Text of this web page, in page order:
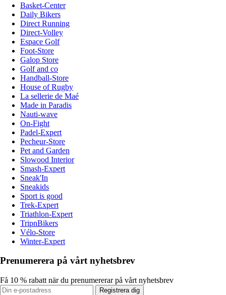
Basket-Center
Daily Bikers
Direct Running
Direct-Volley
Espace Golf
Foot-Store
Galop Store
Golf and co
Handball-Store
House of Rugby
La sellerie de Maé
Made in Paradis
Nauti-wave
On-Fight
Padel-Expert
Pecheur-Store
Pet and Garden
Slowood Interior
Smash-Expert
Sneak'In
Sneakids
Sport is good
Trek-Expert
Triathlon-Expert
TripnBikers
Vélo-Store
Winter-Expert
Prenumerera på vårt nyhetsbrev
Få 10 % rabatt när du prenumererar på vårt nyhetsbrev
Registrera dig